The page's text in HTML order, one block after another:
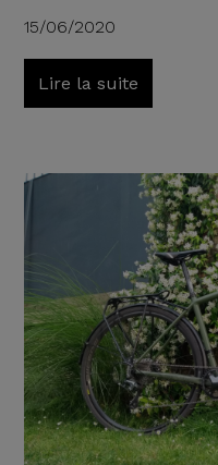
15/06/2020
Lire la suite